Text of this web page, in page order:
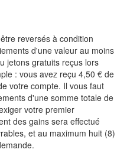
reversés à condition
d'une valeur au moins
jetons gratuits reçus lors
: vous avez reçu 4,50 € de
votre compte. Il vous faut
d'une somme totale de
votre premier
des gains sera effectué
et au maximum huit (8)